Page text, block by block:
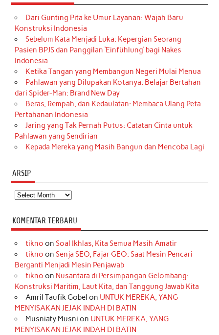
Dari Gunting Pita ke Umur Layanan: Wajah Baru
Konstruksi Indonesia
Sebelum Kata Menjadi Luka: Kepergian Seorang
Pasien BPJS dan Panggilan ‘Einfühlung’ bagi Nakes
Indonesia
Ketika Tangan yang Membangun Negeri Mulai Menua
Pahlawan yang Dilupakan Kotanya: Belajar Bertahan
dari Spider-Man: Brand New Day
Beras, Rempah, dan Kedaulatan: Membaca Ulang Peta
Pertahanan Indonesia
Jaring yang Tak Pernah Putus: Catatan Cinta untuk
Pahlawan yang Sendirian
Kepada Mereka yang Masih Bangun dan Mencoba Lagi
ARSIP
Arsip
KOMENTAR TERBARU
tikno on Soal Ikhlas, Kita Semua Masih Amatir
tikno on Senja SEO, Fajar GEO: Saat Mesin Pencari
Berganti Menjadi Mesin Penjawab
tikno on Nusantara di Persimpangan Gelombang:
Konstruksi Maritim, Laut Kita, dan Tanggung Jawab Kita
Amril Taufik Gobel on UNTUK MEREKA, YANG
MENYISAKAN JEJAK INDAH DI BATIN
Musniaty Musni on UNTUK MEREKA, YANG
MENYISAKAN JEJAK INDAH DI BATIN